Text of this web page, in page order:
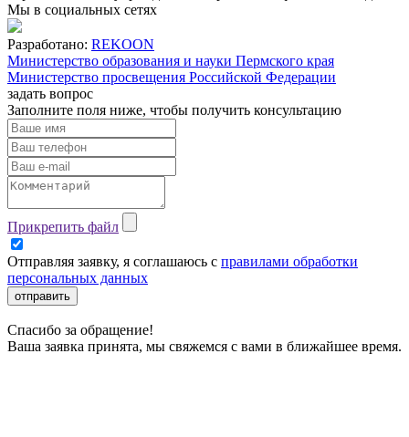
Мы в социальных сетях
Разработано: REKOON
Министерство образования и науки Пермского края
Министерство просвещения Российской Федерации
задать вопрос
Заполните поля ниже, чтобы получить консультацию
Прикрепить файл
Отправляя заявку, я соглашаюсь с правилами обработки
персональных данных
отправить
Спасибо за обращение!
Ваша заявка принята, мы свяжемся с вами в ближайшее время.